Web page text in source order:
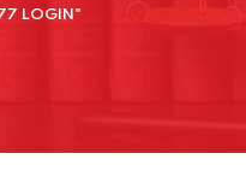
LOGIN"